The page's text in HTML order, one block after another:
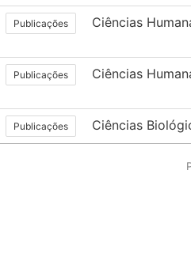
Publicações Ciências
Publicações Ciências
Publicações Ciências